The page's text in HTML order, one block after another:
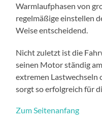
Warmlaufphasen von
regelmäßige einstellen
Weise entscheidend.
Nicht zuletzt ist die
seinen Motor ständig
extremen Lastwechseln
sorgt so erfolgreich für
Zum Seitenanfang